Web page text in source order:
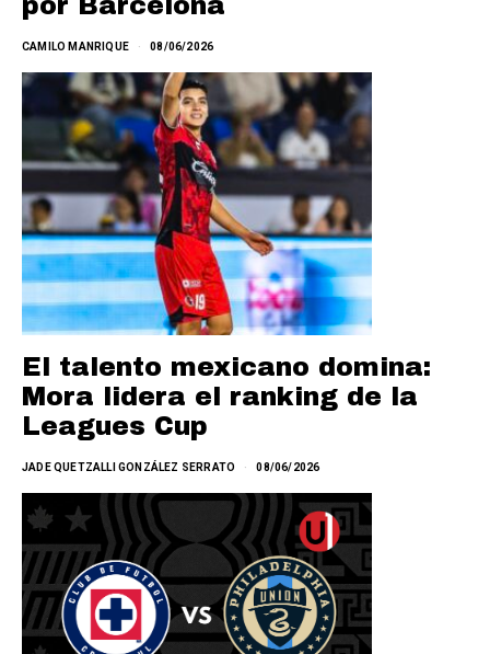
CAMILO MANRIQUE 08/06/2026
El talento mexicano domina:
Mora lidera el ranking de la
Leagues Cup
JADE QUETZALLI GONZÁLEZ SERRATO 08/06/2026